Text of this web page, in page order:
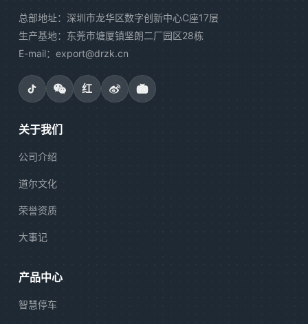
总部地址：深圳市龙华区数字创新中心C座17层
生产基地：东莞市塘厦镇坚朗二厂园区28栋
E-mail：export@drzk.cn
红
关于我们
公司介绍
道尔文化
荣誉资质
大事记
产品中心
智慧停车